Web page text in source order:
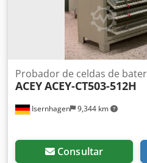
Isernhagen 9,344 km
Probador de celdas de
ACEYACEY-CT503-512H
Consultar